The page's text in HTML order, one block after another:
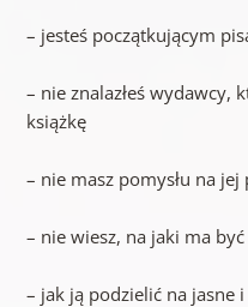
– jesteś początkującym
– nie znalazłeś wydawcy,
książkę
– nie masz pomysłu na
– nie wiesz, na jaki ma
– jak ją podzielić na jasne